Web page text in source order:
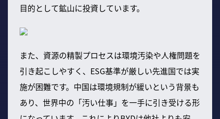
目的として鉱山に投資しています。
また、資源の精製プロセスは環境汚染や人権問題を
引き起こしやすく、ESG基準が厳しい先進国では実
施が困難です。中国は環境規制が緩いという背景も
あり、世界中の「汚い仕事」を一手に引き受ける形